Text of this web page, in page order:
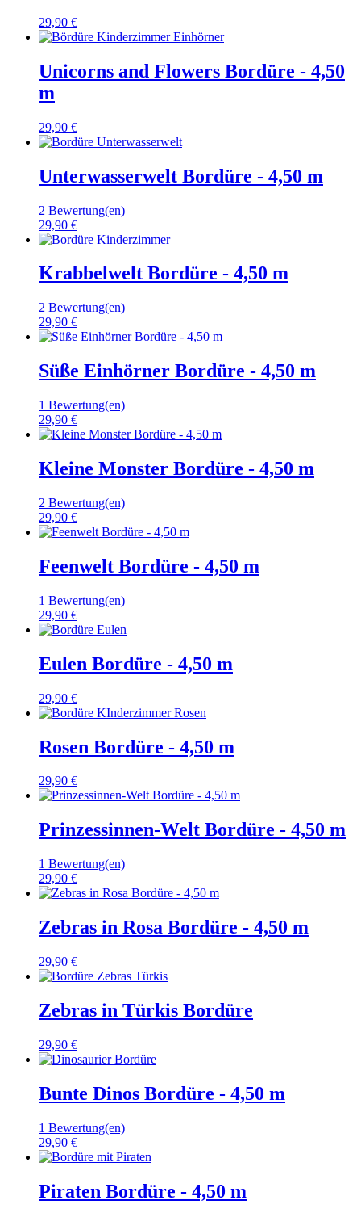
29,90 €
Unicorns and Flowers Bordüre - 4,50
m
29,90 €
Unterwasserwelt Bordüre - 4,50 m
2 Bewertung(en)
29,90 €
Krabbelwelt Bordüre - 4,50 m
2 Bewertung(en)
29,90 €
Süße Einhörner Bordüre - 4,50 m
1 Bewertung(en)
29,90 €
Kleine Monster Bordüre - 4,50 m
2 Bewertung(en)
29,90 €
Feenwelt Bordüre - 4,50 m
1 Bewertung(en)
29,90 €
Eulen Bordüre - 4,50 m
29,90 €
Rosen Bordüre - 4,50 m
29,90 €
Prinzessinnen-Welt Bordüre - 4,50 m
1 Bewertung(en)
29,90 €
Zebras in Rosa Bordüre - 4,50 m
29,90 €
Zebras in Türkis Bordüre
29,90 €
Bunte Dinos Bordüre - 4,50 m
1 Bewertung(en)
29,90 €
Piraten Bordüre - 4,50 m